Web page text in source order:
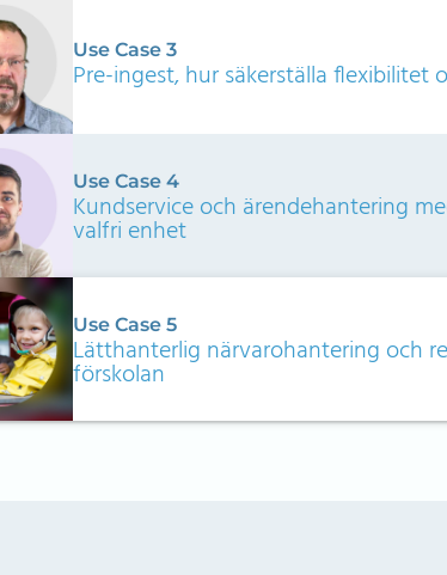
Use Case 3
Pre-ingest, hur säkerställa flexibilitet
Use Case 4
Kundservice och ärende­hantering
valfri enhet
Use Case 5
Lätthanterlig närvaro­hantering och
förskolan